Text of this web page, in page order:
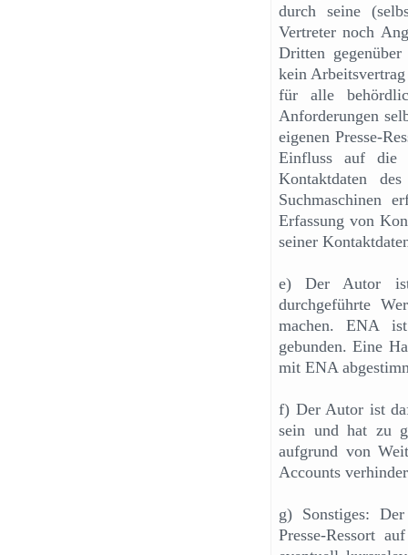
durch seine
Vertreter noch
Dritten
kein
für alle
Anforderungen
eigenen Presse-
Einfluss auf die
Kontaktdaten
Suchmaschinen
Erfassung von
seiner
e) Der Autor
durchgeführte
machen. ENA
gebunden. Eine
mit ENA
f) Der Autor ist
sein und hat zu
aufgrund von
Accounts
g) Sonstiges:
Presse-Ressort